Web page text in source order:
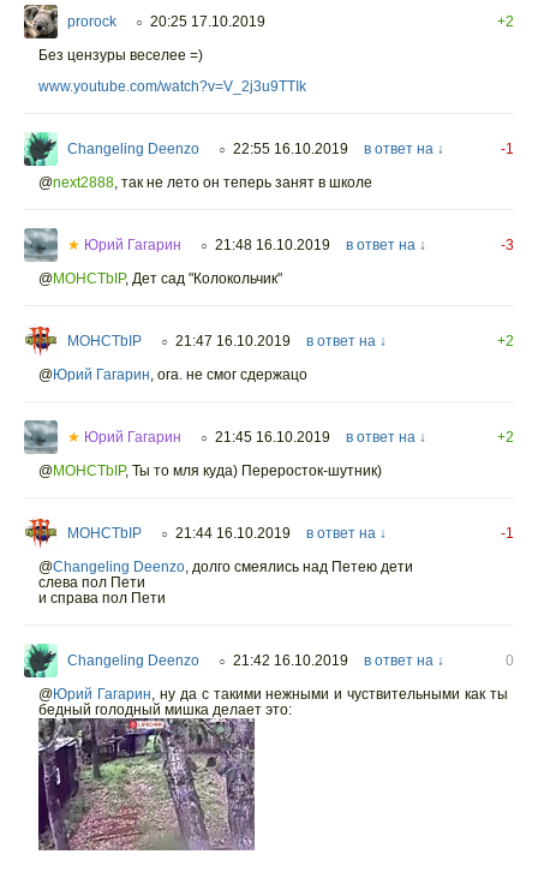
prorock ○ 20:25 17.10.2019
+2
Без цензуры веселее =)
www.youtube.com/watch?v=V_2j3u9TTIk
Changeling Deenzo ○ 22:55 16.10.2019 в ответ на ↓
-1
@next2888, так не лето он теперь занят в школе
★ Юрий Гагарин ○ 21:48 16.10.2019 в ответ на ↓
-3
@MOHCTbIP, Дет сад "Колокольчик"
MOHCTbIP ○ 21:47 16.10.2019 в ответ на ↓
+2
@Юрий Гагарин, ога. не смог сдержацо
★ Юрий Гагарин ○ 21:45 16.10.2019 в ответ на ↓
+2
@MOHCTbIP, Ты то мля куда) Переросток-шутник)
MOHCTbIP ○ 21:44 16.10.2019 в ответ на ↓
-1
@Changeling Deenzo, долго смеялись над Петею дети
слева пол Пети
и справа пол Пети
Changeling Deenzo ○ 21:42 16.10.2019 в ответ на ↓
0
@Юрий Гагарин,ну да с такими нежными и чуствительными как ты
бедный голодный мишка делает это: